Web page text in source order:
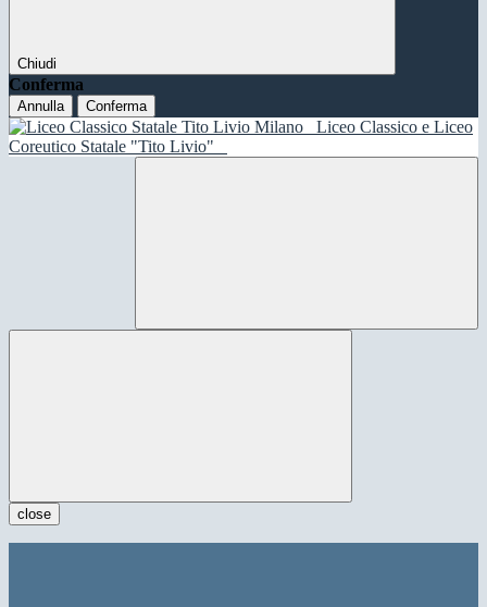
Chiudi
Conferma
Annulla Conferma
Liceo Classico e Liceo
Coreutico Statale "Tito Livio"
close